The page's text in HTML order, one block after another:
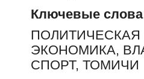
Ключевые слова
ЭКОНОМИКА,
СПОРТ, ТОМИЧИ